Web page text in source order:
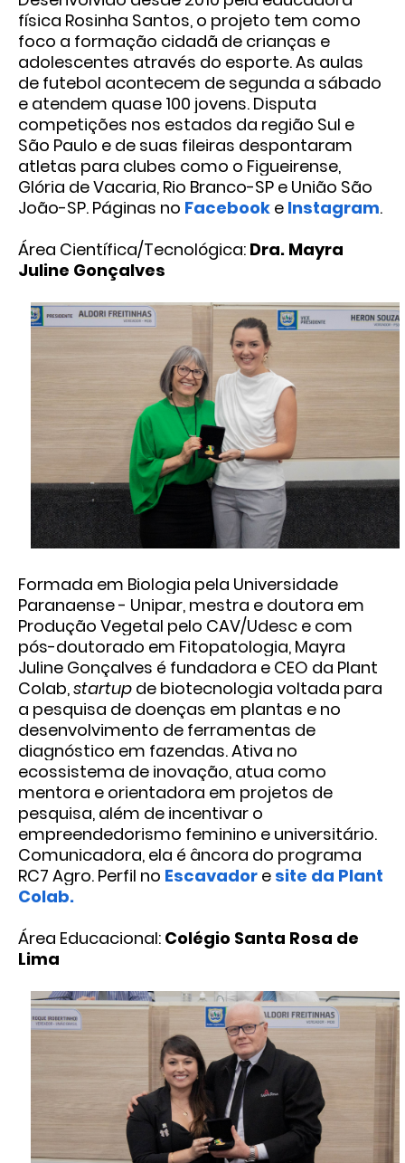
física Rosinha Santos, o projeto tem como
foco a formação cidadã de crianças e
adolescentes através do esporte. As aulas
de futebol acontecem de segunda a sábado
e atendem quase 100 jovens. Disputa
competições nos estados da região Sul e
São Paulo e de suas fileiras despontaram
atletas para clubes como o Figueirense,
Glória de Vacaria, Rio Branco-SP e União São
João-SP. Páginas no Facebook e Instagram.
Área Científica/Tecnológica: Dra. Mayra
Juline Gonçalves
Formada em Biologia pela Universidade
Paranaense - Unipar, mestra e doutora em
Produção Vegetal pelo CAV/Udesc e com
pós-doutorado em Fitopatologia, Mayra
Juline Gonçalves é fundadora e CEO da Plant
Colab,startup de biotecnologia voltada para
a pesquisa de doenças em plantas e no
desenvolvimento de ferramentas de
diagnóstico em fazendas. Ativa no
ecossistema de inovação, atua como
mentora e orientadora em projetos de
pesquisa, além de incentivar o
empreendedorismo feminino e universitário.
Comunicadora, ela é âncora do programa
RC7 Agro. Perfil no Escavador e site da Plant
Colab.
Área Educacional: Colégio Santa Rosa de
Lima